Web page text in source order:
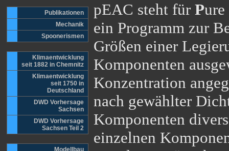
Publikationen
Mechanik
Spoonerismen
Klimaentwicklung
seit 1882 in Chemnitz
Klimaentwicklung
seit 1750 in
Deutschland
DWD Vorhersage
Sachsen
DWD Vorhersage
Sachsen Teil 2
Modellbau
pEAC steht für Pure
ein Programm zur
Größen einer
Komponenten
Konzentration
nach gewählter
Komponenten
einzelnen